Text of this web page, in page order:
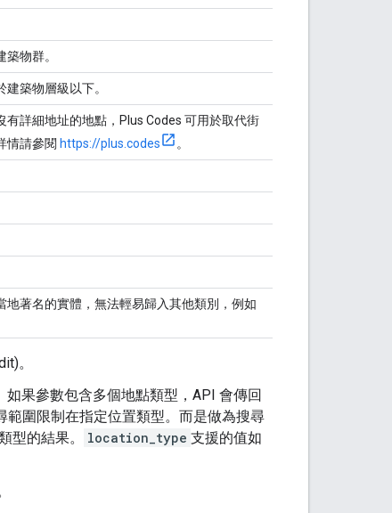
物群。
築物層級以下。
詳細地址的地點，Plus Codes 可用於取代街
情請參閱 https://plus.codes 。
著名的實體，無法輕易歸入其他類別，例如
。
如果參數包含多個地點類型，API 會傳回
範圍限制在指定位置類型。而是做為搜尋
型的結果。 location_type 支援的值如